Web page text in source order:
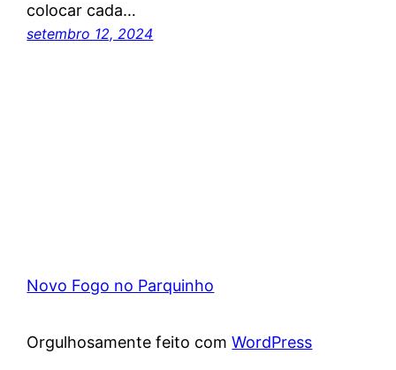
colocar cada…
setembro 12, 2024
Novo Fogo no Parquinho
Orgulhosamente feito comWordPress